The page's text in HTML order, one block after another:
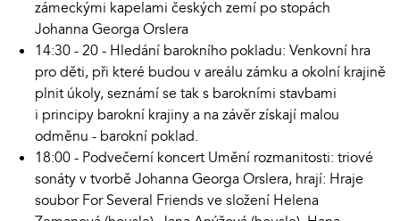
zámeckými kapelami českých zemí po stopách
Johanna Georga Orslera
14:30 - 20 - Hledání barokního pokladu: Venkovní hra
pro děti, při které budou v areálu zámku a okolní krajině
plnit úkoly, seznámí se tak s barokními stavbami
i principy barokní krajiny a na závěr získají malou
odměnu - barokní poklad.
18:00 - Podvečerní koncert Umění rozmanitosti: triové
sonáty v tvorbě Johanna Georga Orslera, hrají: Hraje
soubor For Several Friends ve složení Helena